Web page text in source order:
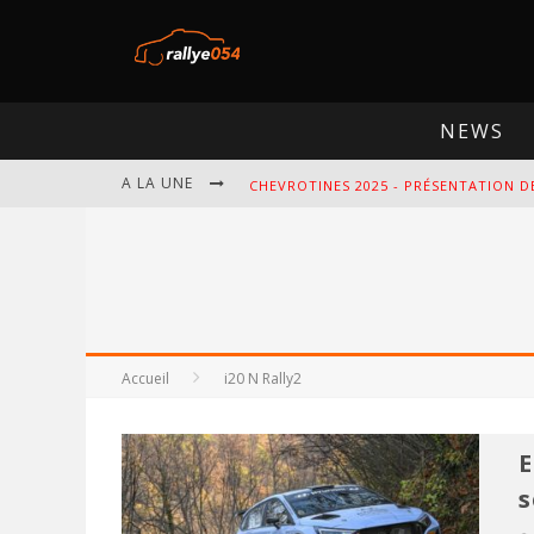
NEWS
A LA UNE CHEVROTINES 2025 - PRÉSENTATION
Accueil i20 N Rally2